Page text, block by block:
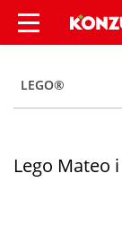
LEGO®
Lego Mateo